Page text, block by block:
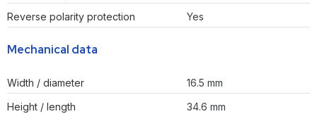
Reverse polarity protection
Yes
Mechanical data
Width / diameter
16.5 mm
Height / length
34.6 mm